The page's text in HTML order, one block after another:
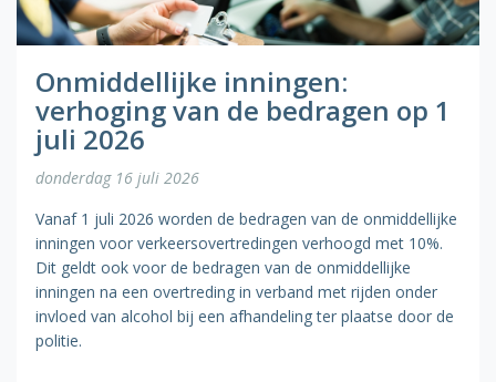
Onmiddellijke inningen:
verhoging van de bedragen op 1
juli 2026
donderdag 16 juli 2026
Vanaf 1 juli 2026 worden de bedragen van de onmiddellijke
inningen voor verkeersovertredingen verhoogd met 10%.
Dit geldt ook voor de bedragen van de onmiddellijke
inningen na een overtreding in verband met rijden onder
invloed van alcohol bij een afhandeling ter plaatse door de
politie.